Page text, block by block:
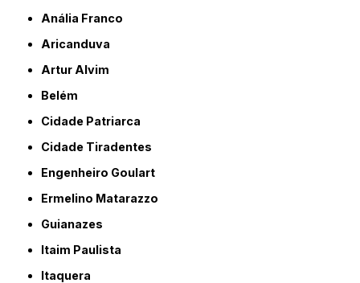
Anália Franco
Aricanduva
Artur Alvim
Belém
Cidade Patriarca
Cidade Tiradentes
Engenheiro Goulart
Ermelino Matarazzo
Guianazes
Itaim Paulista
Itaquera